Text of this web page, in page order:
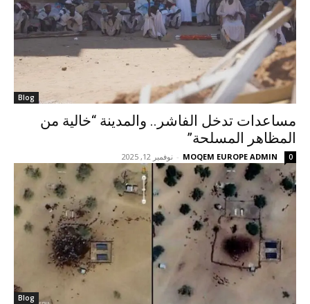
Blog
مساعدات تدخل الفاشر.. والمدينة “خالية من
المظاهر المسلحة”
MOQEM EUROPE ADMIN
- نوفمبر 12, 2025 0
Blog